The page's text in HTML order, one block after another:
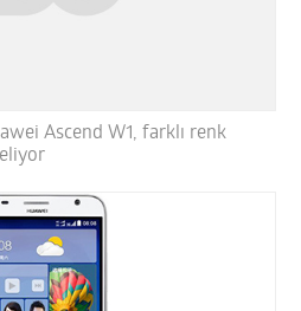
Ascend W1, farklı renk